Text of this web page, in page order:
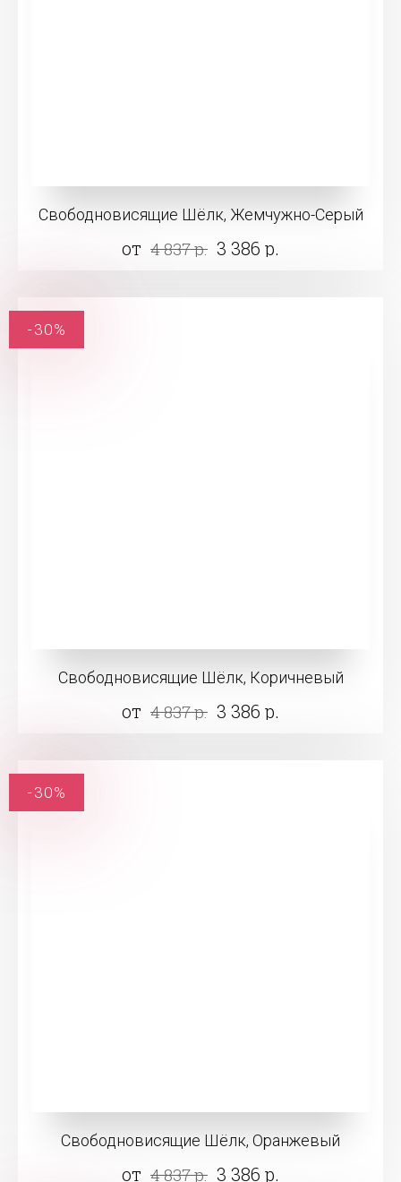
Свободновисящие Шёлк, Жемчужно-Серый
от 4 837 р. 3 386 р.
Свободновисящие Шёлк, Коричневый
от 4 837 р. 3 386 р.
-30%
Свободновисящие Шёлк, Оранжевый
от 4 837 р. 3 386 р.
-30%